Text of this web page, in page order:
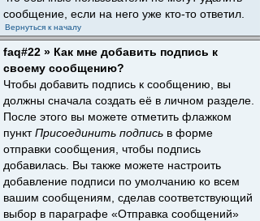
сообщение, если на него уже кто-то ответил.
Вернуться к началу
faq#22 » Как мне добавить подпись к
своему сообщению?
Чтобы добавить подпись к сообщению, вы
должны сначала создать её в личном разделе.
После этого вы можете отметить флажком
пунктПрисоединить подпись в форме
отправки сообщения, чтобы подпись
добавилась. Вы также можете настроить
добавление подписи по умолчанию ко всем
вашим сообщениям, сделав соответствующий
выбор в параграфе «Отправка сообщений»